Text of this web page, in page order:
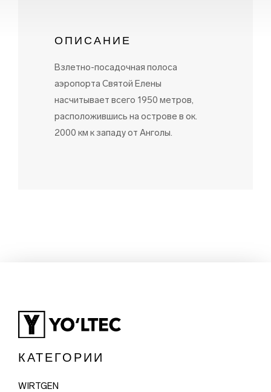
ОПИСАНИЕ
Взлетно-посадочная полоса
аэропорта Святой Елены
насчитывает всего 1950 метров,
расположившись на острове в ок.
2000 км к западу от Анголы.
КАТЕГОРИИ
WIRTGEN